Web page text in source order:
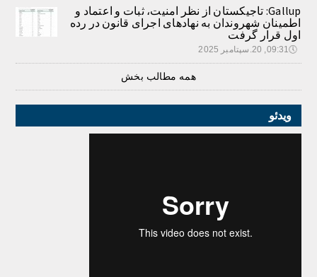
Gallup: تاجیکستان از نظر امنیت، ثبات و اعتماد و
اطمینان شهروندان به نهادهای اجرای قانون در رده
اول قرار گرفت
🕔09:31, 20.سپتامبر 2025
همه مطالب بخش
ویدئو